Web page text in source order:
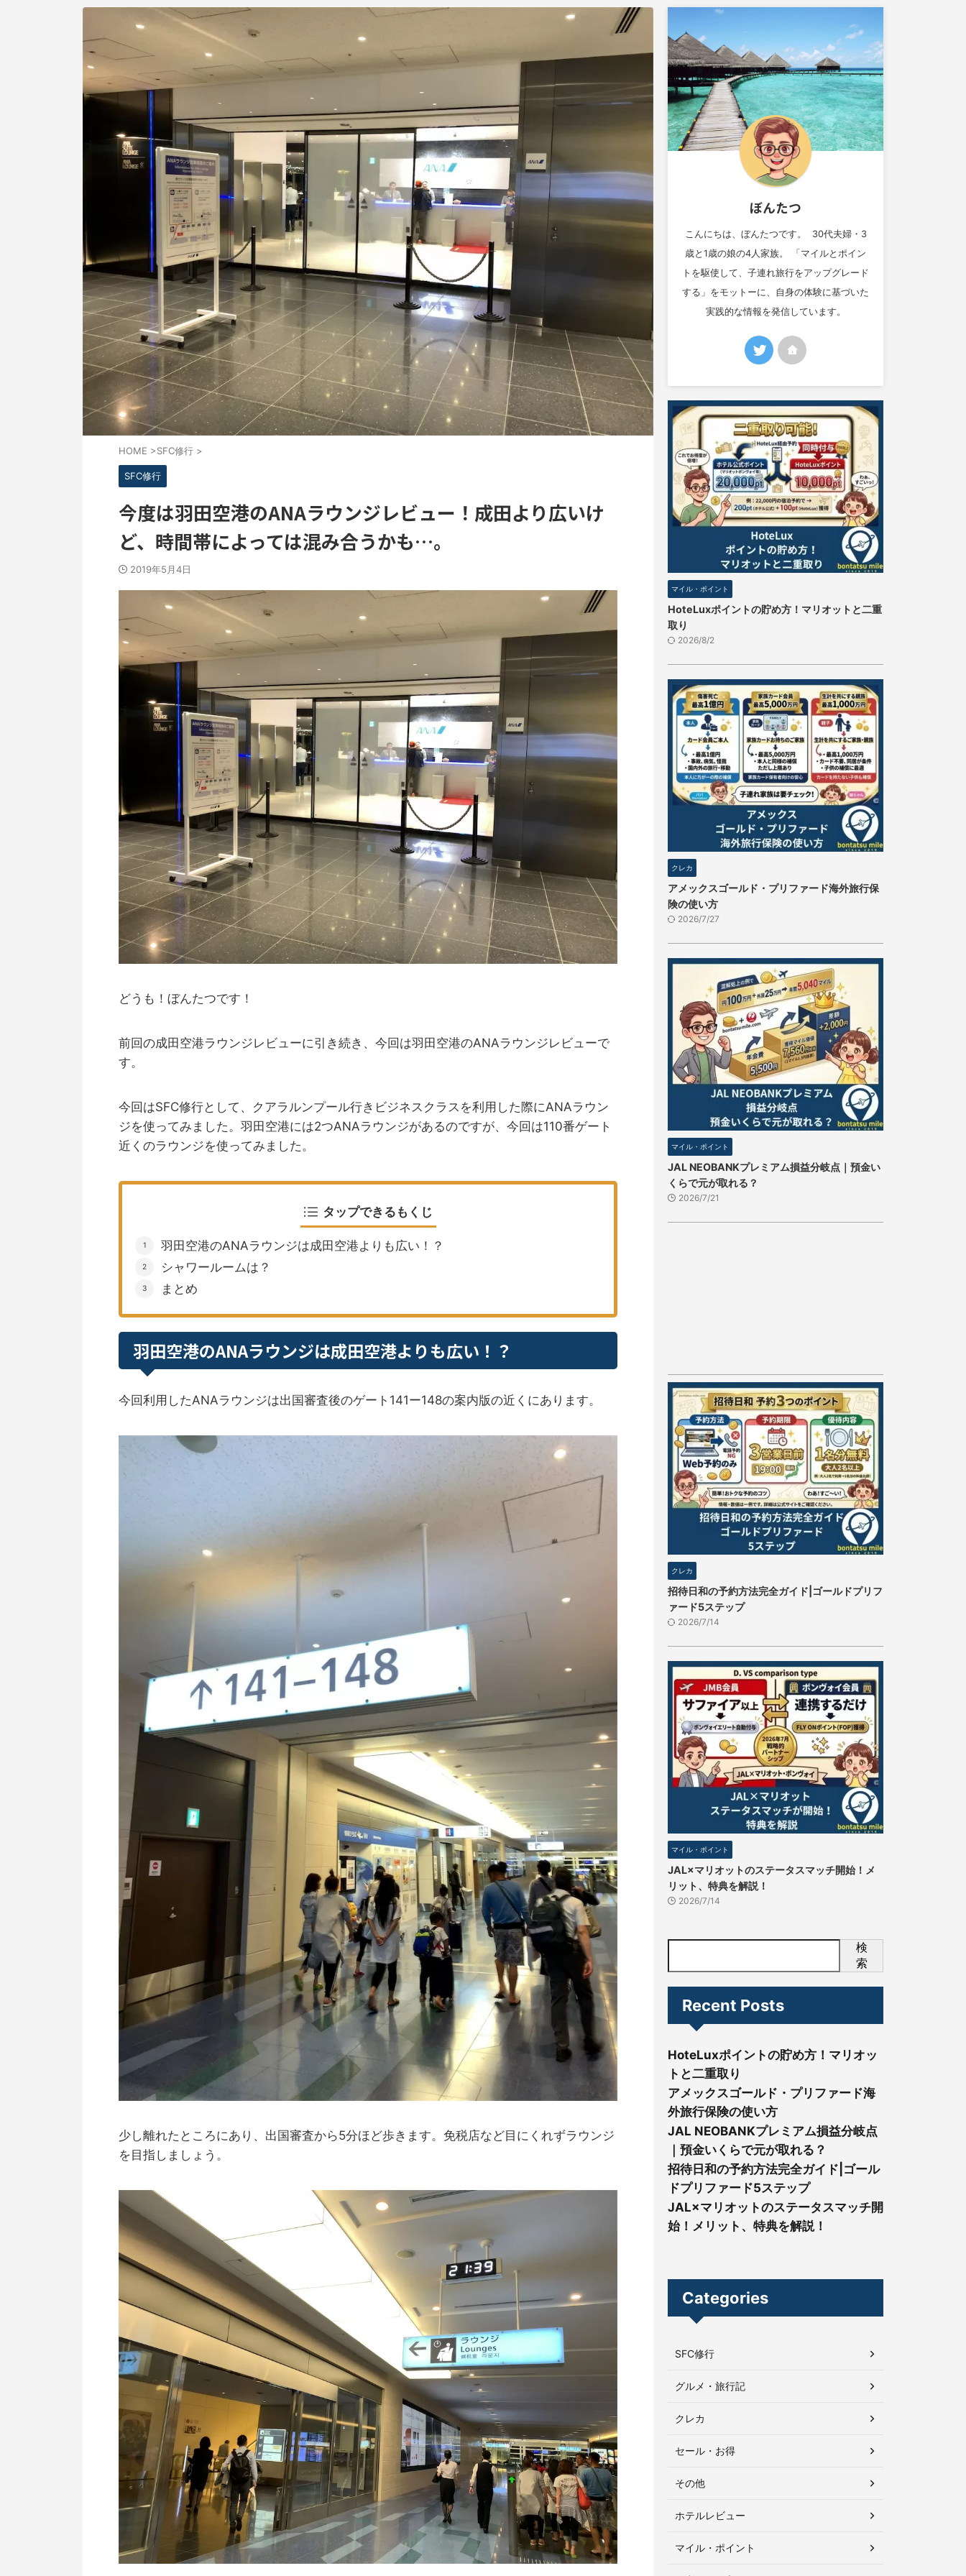
HOME >SFC修行 >
SFC修行
今度は羽田空港のANAラウンジレビュー！成田より広いけ
ど、時間帯によっては混み合うかも…。
2019年5月4日
どうも！ぼんたつです！
前回の成田空港ラウンジレビューに引き続き、今回は羽田空港のANAラウンジレビューで
す。
今回はSFC修行として、クアラルンプール行きビジネスクラスを利用した際にANAラウン
ジを使ってみました。羽田空港には2つANAラウンジがあるのですが、今回は110番ゲート
近くのラウンジを使ってみました。
タップできるもくじ
羽田空港のANAラウンジは成田空港よりも広い！？
シャワールームは？
まとめ
羽田空港のANAラウンジは成田空港よりも広い！？
今回利用したANAラウンジは出国審査後のゲート141ー148の案内版の近くにあります。
少し離れたところにあり、出国審査から5分ほど歩きます。免税店など目にくれずラウンジ
を目指しましょう。
ぼんたつ
こんにちは、ぼんたつです。 30代夫婦・3
歳と1歳の娘の4人家族。 「マイルとポイン
トを駆使して、子連れ旅行をアップグレード
する」をモットーに、自身の体験に基づいた
実践的な情報を発信しています。
マイル・ポイント
HoteLuxポイントの貯め方！マリオットと二重
取り
2026/8/2
クレカ
アメックスゴールド・プリファード海外旅行保
険の使い方
2026/7/27
マイル・ポイント
JAL NEOBANKプレミアム損益分岐点｜預金い
くらで元が取れる？
2026/7/21
クレカ
招待日和の予約方法完全ガイド|ゴールドプリフ
ァード5ステップ
2026/7/14
マイル・ポイント
JAL×マリオットのステータスマッチ開始！メ
リット、特典を解説！
2026/7/14
検
索
Recent Posts
HoteLuxポイントの貯め方！マリオッ
トと二重取り
アメックスゴールド・プリファード海
外旅行保険の使い方
JAL NEOBANKプレミアム損益分岐点
｜預金いくらで元が取れる？
招待日和の予約方法完全ガイド|ゴール
ドプリファード5ステップ
JAL×マリオットのステータスマッチ開
始！メリット、特典を解説！
Categories
SFC修行
グルメ・旅行記
クレカ
セール・お得
その他
ホテルレビュー
マイル・ポイント